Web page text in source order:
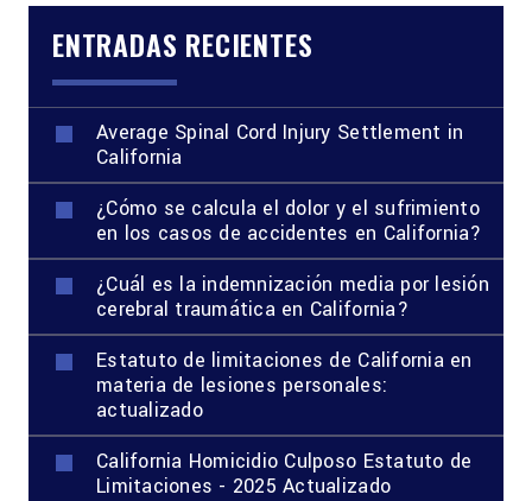
ENTRADAS RECIENTES
Average Spinal Cord Injury Settlement in
California
¿Cómo se calcula el dolor y el sufrimiento
en los casos de accidentes en California?
¿Cuál es la indemnización media por lesión
cerebral traumática en California?
Estatuto de limitaciones de California en
materia de lesiones personales:
actualizado
California Homicidio Culposo Estatuto de
Limitaciones - 2025 Actualizado